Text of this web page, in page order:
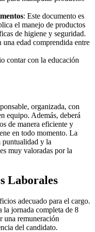
: Este documento es
el manejo de productos
de higiene y seguridad.
una edad comprendida entre
contar con la educación
organizada, con
equipo. Además, deberá
de manera eficiente y
en todo momento. La
puntualidad y la
muy valoradas por la
Laborales
adecuado para el cargo.
la jornada completa de 8
una remuneración
del candidato.